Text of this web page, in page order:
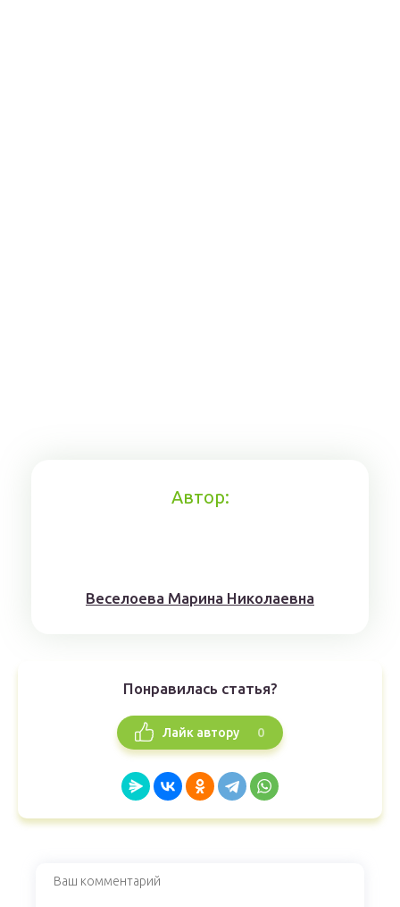
Автор:
Веселоева Марина Николаевна
Понравилась статья?
Лайк автору 0